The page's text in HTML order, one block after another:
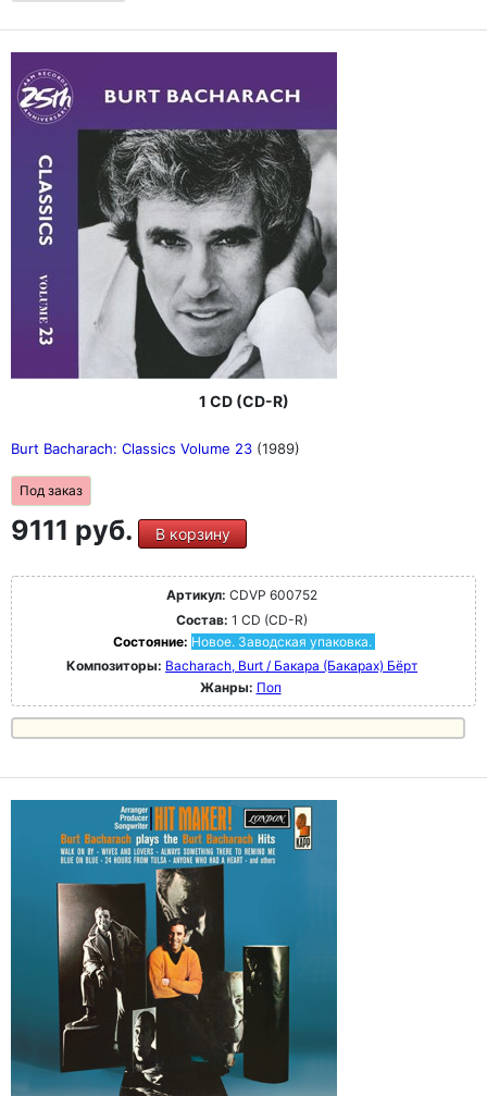
1 CD (CD-R)
Burt Bacharach: Classics Volume 23 (1989)
Под заказ
9111 руб. В корзину
Артикул: CDVP 600752
Состав: 1 CD (CD-R)
Состояние: Новое. Заводская упаковка.
Композиторы: Bacharach, Burt / Бакара (Бакарах) Бёрт
Жанры: Поп